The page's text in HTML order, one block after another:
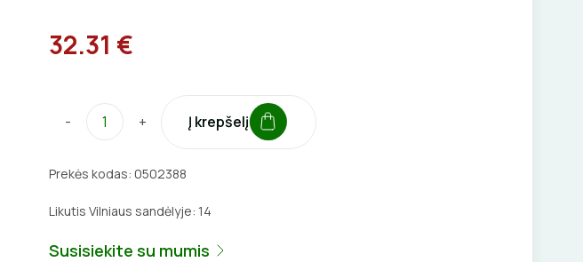
32.31 €
- + Į krepšelį
Prekės kodas: 0502388
Likutis Vilniaus sandėlyje: 14
Susisiekite su mumis